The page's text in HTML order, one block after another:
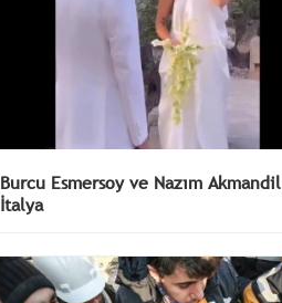
Burcu Esmersoy ve Nazım Akmandil
İtalya